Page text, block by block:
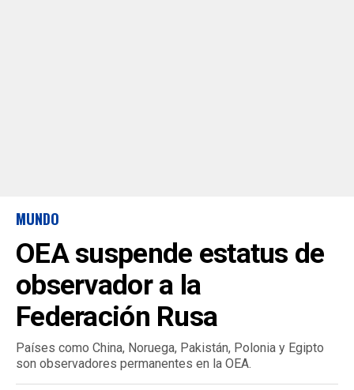
MUNDO
OEA suspende estatus de
observador a la
Federación Rusa
Países como China, Noruega, Pakistán, Polonia y Egipto
son observadores permanentes en la OEA.